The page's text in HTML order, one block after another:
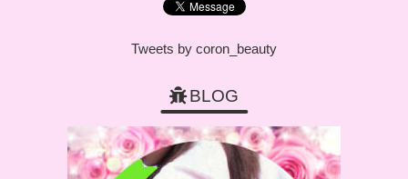
Tweets by coron_beauty
BLOG